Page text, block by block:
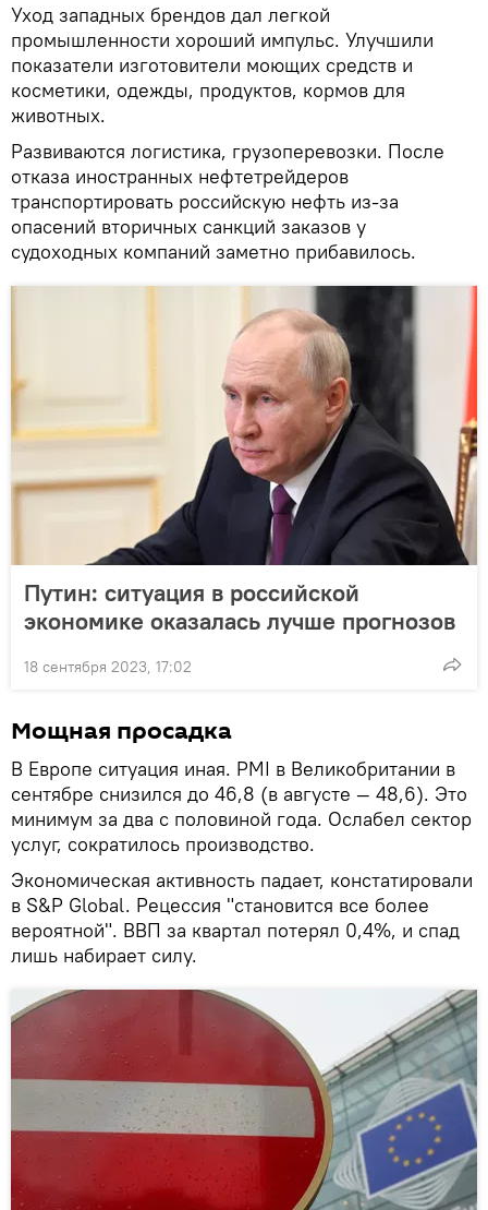
Уход западных брендов дал легкой
промышленности хороший импульс. Улучшили
показатели изготовители моющих средств и
косметики, одежды, продуктов, кормов для
животных.
Развиваются логистика, грузоперевозки. После
отказа иностранных нефтетрейдеров
транспортировать российскую нефть из-за
опасений вторичных санкций заказов у
судоходных компаний заметно прибавилось.
Путин: ситуация в российской
экономике оказалась лучше прогнозов
18 сентября 2023, 17:02
Мощная просадка
В Европе ситуация иная. PMI в Великобритании в
сентябре снизился до 46,8 (в августе — 48,6). Это
минимум за два с половиной года. Ослабел сектор
услуг, сократилось производство.
Экономическая активность падает, констатировали
в S&P Global. Рецессия "становится все более
вероятной". ВВП за квартал потерял 0,4%, и спад
лишь набирает силу.